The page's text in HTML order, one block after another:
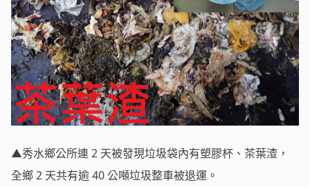
▲秀水鄉公所連 2 天被發現垃圾袋內有塑膠杯、茶葉渣，
全鄉 2 天共有逾 40 公噸垃圾整車被退運。